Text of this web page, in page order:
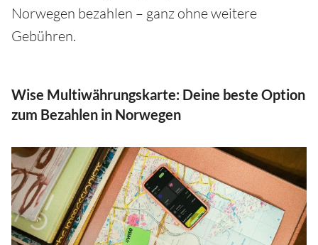
Norwegen bezahlen – ganz ohne weitere
Gebühren.
Wise Multiwährungskarte: Deine beste Option
zum Bezahlen in Norwegen